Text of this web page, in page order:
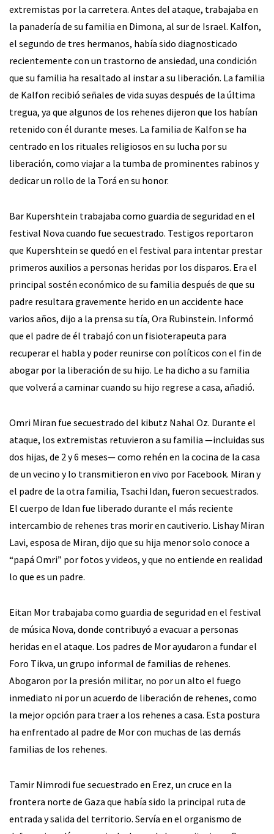
extremistas por la carretera. Antes del ataque, trabajaba en
la panadería de su familia en Dimona, al sur de Israel. Kalfon,
el segundo de tres hermanos, había sido diagnosticado
recientemente con un trastorno de ansiedad, una condición
que su familia ha resaltado al instar a su liberación. La familia
de Kalfon recibió señales de vida suyas después de la última
tregua, ya que algunos de los rehenes dijeron que los habían
retenido con él durante meses. La familia de Kalfon se ha
centrado en los rituales religiosos en su lucha por su
liberación, como viajar a la tumba de prominentes rabinos y
dedicar un rollo de la Torá en su honor.
Bar Kupershtein trabajaba como guardia de seguridad en el
festival Nova cuando fue secuestrado. Testigos reportaron
que Kupershtein se quedó en el festival para intentar prestar
primeros auxilios a personas heridas por los disparos. Era el
principal sostén económico de su familia después de que su
padre resultara gravemente herido en un accidente hace
varios años, dijo a la prensa su tía, Ora Rubinstein. Informó
que el padre de él trabajó con un fisioterapeuta para
recuperar el habla y poder reunirse con políticos con el fin de
abogar por la liberación de su hijo. Le ha dicho a su familia
que volverá a caminar cuando su hijo regrese a casa, añadió.
Omri Miran fue secuestrado del kibutz Nahal Oz. Durante el
ataque, los extremistas retuvieron a su familia —incluidas sus
dos hijas, de 2 y 6 meses— como rehén en la cocina de la casa
de un vecino y lo transmitieron en vivo por Facebook. Miran y
el padre de la otra familia, Tsachi Idan, fueron secuestrados.
El cuerpo de Idan fue liberado durante el más reciente
intercambio de rehenes tras morir en cautiverio. Lishay Miran
Lavi, esposa de Miran, dijo que su hija menor solo conoce a
“papá Omri” por fotos y videos, y que no entiende en realidad
lo que es un padre.
Eitan Mor trabajaba como guardia de seguridad en el festival
de música Nova, donde contribuyó a evacuar a personas
heridas en el ataque. Los padres de Mor ayudaron a fundar el
Foro Tikva, un grupo informal de familias de rehenes.
Abogaron por la presión militar, no por un alto el fuego
inmediato ni por un acuerdo de liberación de rehenes, como
la mejor opción para traer a los rehenes a casa. Esta postura
ha enfrentado al padre de Mor con muchas de las demás
familias de los rehenes.
Tamir Nimrodi fue secuestrado en Erez, un cruce en la
frontera norte de Gaza que había sido la principal ruta de
entrada y salida del territorio. Servía en el organismo de